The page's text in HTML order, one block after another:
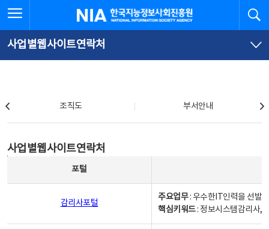
문
로
가
체
뉴
바
가
한국지능정보사회진흥원
사업별웹사이트연락처
조직도 부서안내
사업별웹사이트연락처
포털
감리사포털
주요업무: 우수한IT인력을 선발
핵심키워드: 정보시스템감리사,